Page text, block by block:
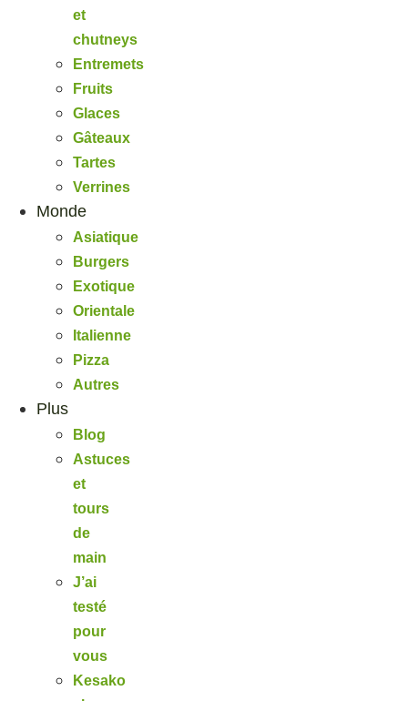
et
chutneys
Entremets
Fruits
Glaces
Gâteaux
Tartes
Verrines
Monde
Asiatique
Burgers
Exotique
Orientale
Italienne
Pizza
Autres
Plus
Blog
Astuces
et
tours
de
main
J’ai
testé
pour
vous
Kesako